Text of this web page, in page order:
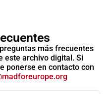
más frecuentes
este archivo digital. Si
ponerse en contacto con